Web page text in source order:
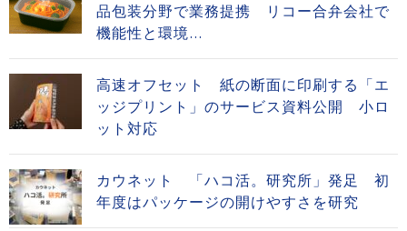
品包装分野で業務提携 リコー合弁会社で
機能性と環境...
高速オフセット 紙の断面に印刷する「エ
ッジプリント」のサービス資料公開 小ロ
ット対応
カウネット 「ハコ活。研究所」発足 初
年度はパッケージの開けやすさを研究